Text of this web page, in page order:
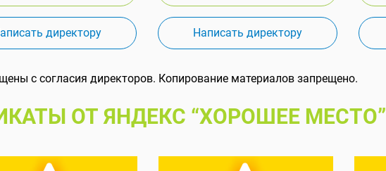
директору Написать директору
с согласия директоров. Копирование материалов запрещено.
ОТ ЯНДЕКС “ХОРОШЕЕ МЕСТО”